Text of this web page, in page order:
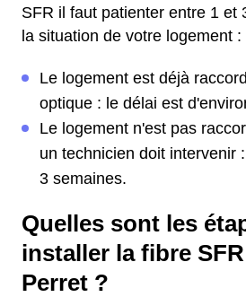
SFR il faut patienter entre 1 et
la situation de votre logement :
Le logement est déjà
optique : le délai est
Le logement n'est pas
un technicien doit intervenir
3 semaines.
Quelles sont les
installer la fibre
Perret ?